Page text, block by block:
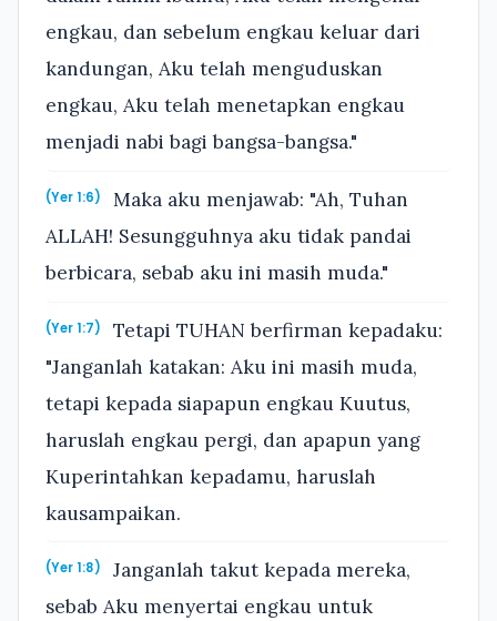
engkau, dan sebelum engkau keluar dari
kandungan, Aku telah menguduskan
engkau, Aku telah menetapkan engkau
menjadi nabi bagi bangsa-bangsa."
(Yer 1:6)
Maka aku menjawab: "Ah, Tuhan
ALLAH! Sesungguhnya aku tidak pandai
berbicara, sebab aku ini masih muda."
(Yer 1:7)
Tetapi TUHAN berfirman kepadaku:
"Janganlah katakan: Aku ini masih muda,
tetapi kepada siapapun engkau Kuutus,
haruslah engkau pergi, dan apapun yang
Kuperintahkan kepadamu, haruslah
kausampaikan.
(Yer 1:8)
Janganlah takut kepada mereka,
sebab Aku menyertai engkau untuk